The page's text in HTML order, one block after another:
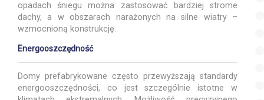
opadach śniegu można zastosować bardziej strome
dachy, a w obszarach narażonych na silne wiatry –
wzmocnioną konstrukcję.
Energooszczędność
Domy prefabrykowane często przewyższają standardy
energooszczędności, co jest szczególnie istotne w